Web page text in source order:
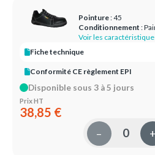
Pointure: 45
Conditionnement :
Voir les
Fiche technique
Conformité CE règlement EPI
Disponible sous 3 à 5 jours
Prix HT
38,85 €
– +